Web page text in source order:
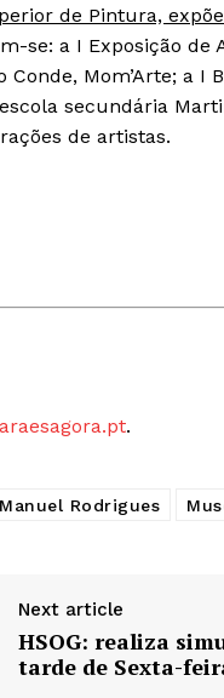
Edição
Europa
Grande
Quero
de Pintura,
se: a I Exposição de
Mom’Arte; a I
secundária
de artistas.
.
Manuel Rodrigues
Next article
HSOG: realiza
tarde de Sexta-